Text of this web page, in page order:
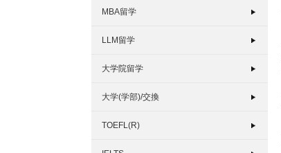
MBA留学
LLM留学
大学院留学
大学(学部)/交換
TOEFL(R)